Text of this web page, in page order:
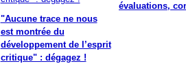
"Aucune trace ne nous
est montrée du
développement de l’esprit
critique" : dégagez !
évaluations,